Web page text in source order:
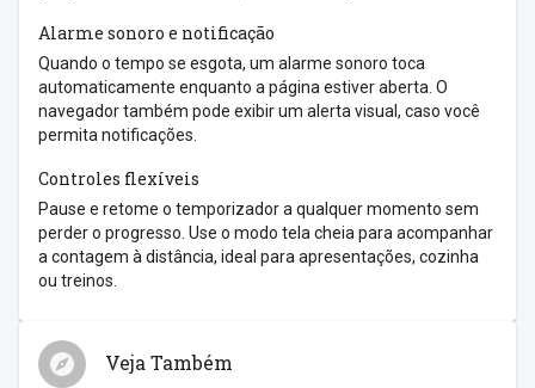
Alarme sonoro e notificação
Quando o tempo se esgota, um alarme sonoro toca
automaticamente enquanto a página estiver aberta. O
navegador também pode exibir um alerta visual, caso você
permita notificações.
Controles flexíveis
Pause e retome o temporizador a qualquer momento sem
perder o progresso. Use o modo tela cheia para acompanhar
a contagem à distância, ideal para apresentações, cozinha
ou treinos.
Veja Também